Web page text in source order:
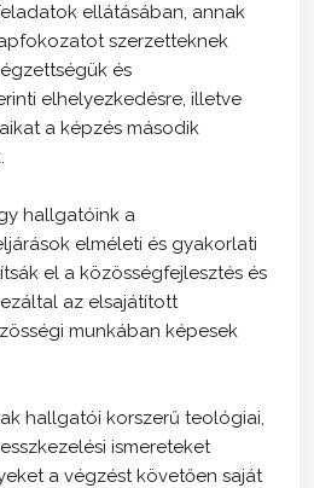
ellátásában, annak
szerzetteknek
és
elhelyezkedésre, illetve
a képzés második
hallgatóink a
elméleti és gyakorlati
el a közösségfejlesztés és
az elsajátított
munkában képesek
hallgatói korszerű teológiai,
ismereteket
a végzést követően saját